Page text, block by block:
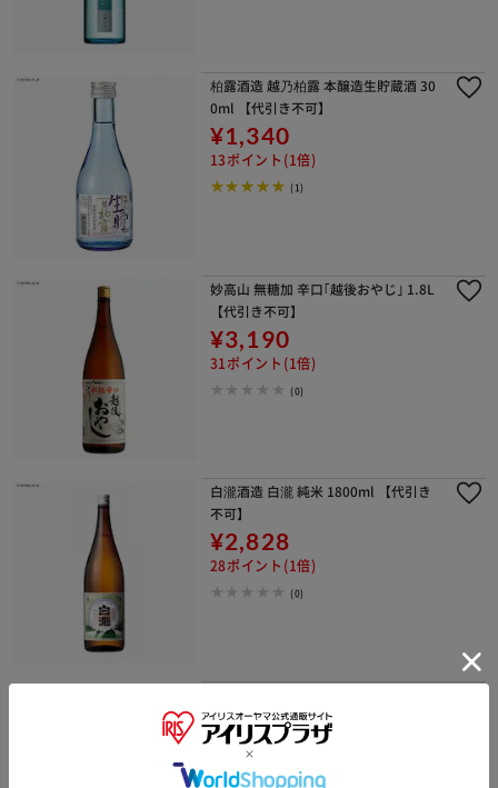
柏露酒造 越乃柏露 本醸造生貯蔵酒 30
0ml 【代引き不可】
¥1,340
13ポイント(1倍)
(1)
妙高山 無糖加 辛口｢越後おやじ｣ 1.8L
【代引き不可】
¥3,190
31ポイント(1倍)
(0)
白瀧酒造 白瀧 純米 1800ml 【代引き
不可】
¥2,828
28ポイント(1倍)
(0)
ml 【代引き不可】
¥1,219
12ポイント(1倍)